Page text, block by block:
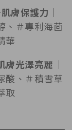
膚保護力｜
、＃專利海茴
華
膚光澤亮麗｜
酸、＃積雪草
取